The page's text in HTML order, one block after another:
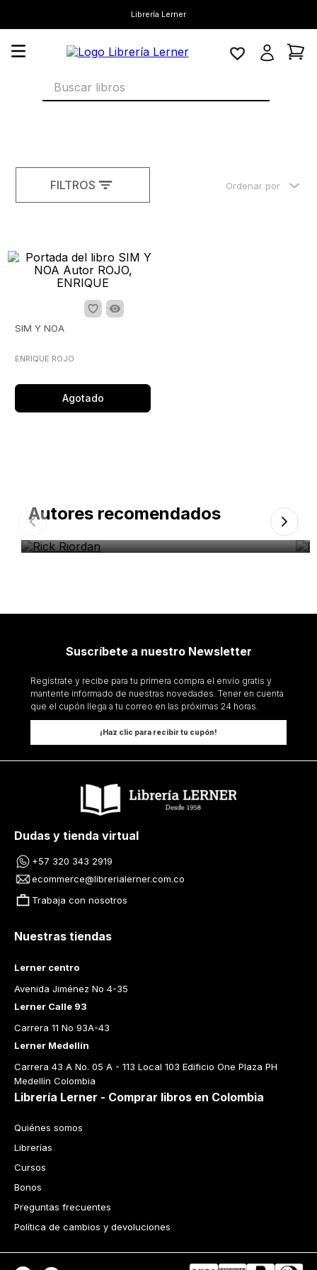
Librería Lerner
Buscar libros
FILTROS Ordenar por
SIM Y NOA
ENRIQUE ROJO
Agotado
Autores recomendados
Suscríbete a nuestro Newsletter
Regístrate y recibe para tu primera compra el envío gratis y
mantente informado de nuestras novedades. Tener en cuenta
que el cupón llega a tu correo en las próximas 24 horas.
¡Haz clic para recibir tu cupón!
Dudas y tienda virtual
+57 320 343 2919
ecommerce@librerialerner.com.co
Trabaja con nosotros
Nuestras tiendas
Lerner centro
Avenida Jiménez No 4-35
Lerner Calle 93
Carrera 11 No 93A-43
Lerner Medellín
Carrera 43 A No. 05 A - 113 Local 103 Edificio One Plaza PH
Medellín Colombia
Librería Lerner - Comprar libros en Colombia
Quiénes somos
Librerías
Cursos
Bonos
Preguntas frecuentes
Política de cambios y devoluciones